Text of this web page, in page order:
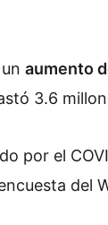
aumento
3.6
por el
del